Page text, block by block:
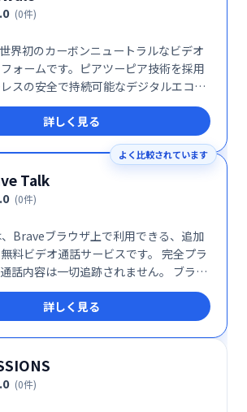
(0件)
界初のカーボンニュートラルなビデオ
ォームです。ピアツーピア技術を採用
スの安全で持続可能なデジタルエコシ
しました。従来のビデオ会議システムと
への負荷を最小限に抑えながら、高品
ケーションを提供します。一度の会話で
る、革新的なソリューションです。
詳しく見る
よく比較されています
Talk
(0件)
Braveブラウザ上で利用できる、追加
料ビデオ通話サービスです。 完全プラ
話内容は一切追跡されません。 ブラウ
に、安心してビデオ通話をお楽しみくだ
詳しく見る
(0件)